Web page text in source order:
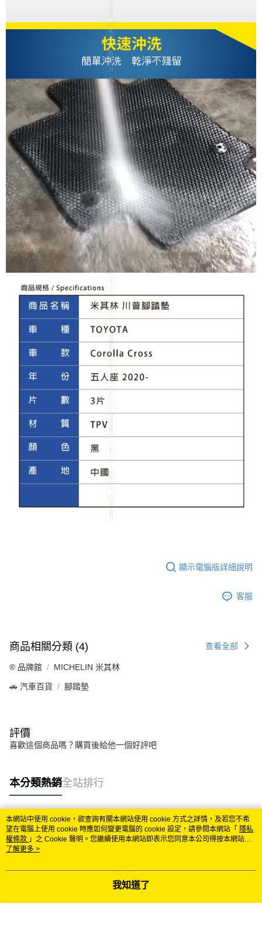
顯示電腦版詳細說明
客服
商品相關分類 (4) 查看全部
®️ 品牌館 MICHELIN 米其林
🚗 汽車百貨 腳踏墊
評價
喜歡這個商品嗎？購買後給他一個好評吧
本分類熱銷全站排行
熱門標籤
本網站中使用 cookie，欲查詢有關本網站使用 cookie 方式之詳情，及若您不希
望在電腦上使用 cookie 時應如何變更電腦的 cookie 設定，請參閱本網站「 隱私
權條款 」之 Cookie 聲明。您繼續使用本網站即表示您同意本公司得按本網站使
用條款之 Cookie 聲明使用 cookie。
了解更多 >
我知道了